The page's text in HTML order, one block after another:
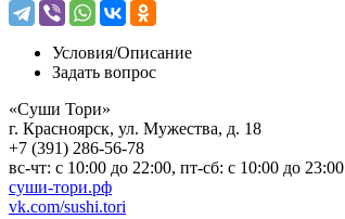
Условия/Описание
Задать вопрос
«Суши Тори»
г. Красноярск, ул. Мужества, д. 18
+7 (391) 286-56-78
вс-чт: с 10:00 до 22:00, пт-сб: с 10:00 до 23:00
суши-тори.рф
vk.com/sushi.tori